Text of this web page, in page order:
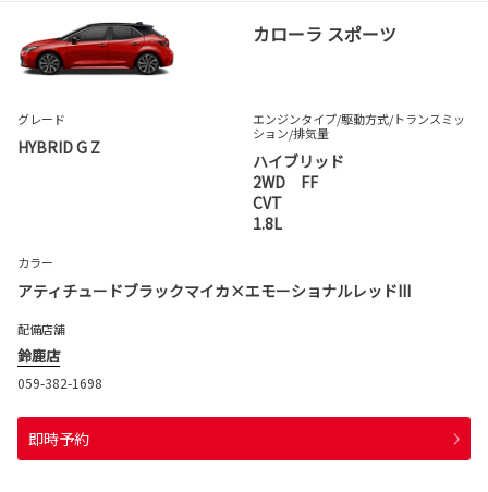
カローラ スポーツ
グレード
HYBRID G Z
エンジンタイプ/駆動方式/トランスミッ
ション/排気量
ハイブリッド
2WD FF
CVT
1.8L
カラー
アティチュードブラックマイカ×エモーショナルレッドIII
配備店舗
鈴鹿店
059-382-1698
即時予約